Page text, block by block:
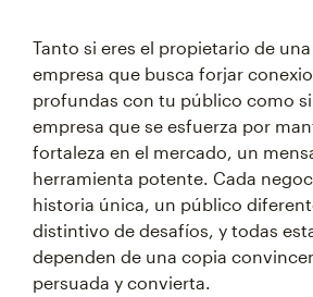
Tanto si eres el propietario de
empresa que busca forjar
profundas con tu público como
empresa que se esfuerza por
fortaleza en el mercado, un
herramienta potente. Cada
historia única, un público
distintivo de desafíos, y todas
dependen de una copia
persuada y convierta.